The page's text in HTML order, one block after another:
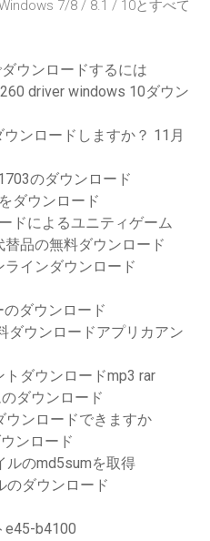
7/8 / 8.1 / 10とすべて
ウンロードするには
driver windows 10ダウン
ンロードしますか？ 11月
のダウンロード
ダウンロード
ドによるユニティゲーム
品の無料ダウンロード
インダウンロード
ダウンロード
ダウンロードアプリカアン
ダウンロードmp3 rar
ダウンロード
ウンロードできますか
ンロード
ルのmd5sumを取得
のダウンロード
e45-b4100